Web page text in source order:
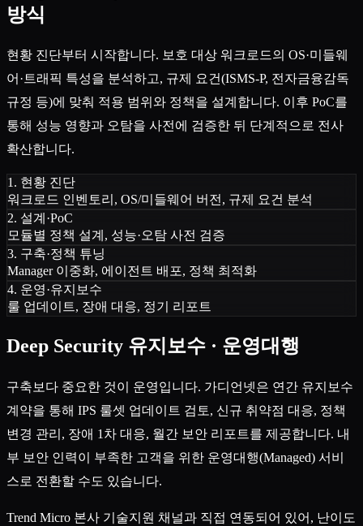
방식
현황 진단부터 시작합니다. 보호 대상 워크로드의 OS·미들웨
어·트래픽 특성을 분석하고, 규제 요건(ISMS-P, 전자금융감독
규정 등)에 맞춰 적용 범위와 정책을 설계합니다. 이후 PoC를
통해 성능 영향과 오탐을 사전에 검증한 뒤 단계적으로 전사
확산합니다.
1. 현황 진단
워크로드 인벤토리, OS/미들웨어 버전, 규제 요건 분석
2. 설계·PoC
모듈별 정책 설계, 성능·오탐 사전 검증
3. 구축·정책 튜닝
Manager 이중화, 에이전트 배포, 정책 최적화
4. 운영·유지보수
룰 업데이트, 장애 대응, 정기 리포트
Deep Security 유지보수 · 운영대행
구축보다 중요한 것이 운영입니다. 가디언넷은 연간 유지보수
계약을 통해 IPS 룰셋 업데이트 검토, 신규 취약점 대응, 정책
변경 관리, 장애 1차 대응, 월간 보안 리포트를 제공합니다. 내
부 보안 인력이 부족한 고객을 위한 운영대행(Managed) 서비
스로 전환할 수도 있습니다.
Trend Micro 본사 기술지원 채널과 직접 연동되어 있어, 난이도